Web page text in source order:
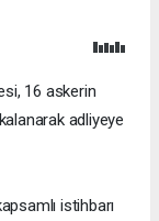
16 askerin
adliyeye
istihbarı